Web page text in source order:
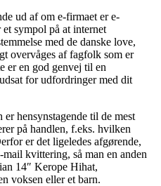
ud af om e-firmaet er e-
sympol på at internet
med de danske love,
overvåges af fagfolk som er
er en god genvej til en
for udfordringer med dit
hensynstagende til de mest
på handlen, f.eks. hvilken
er det ligeledes afgørende,
mail kvittering, så man en anden
14″ Kerope Hihat,
voksen eller et barn.